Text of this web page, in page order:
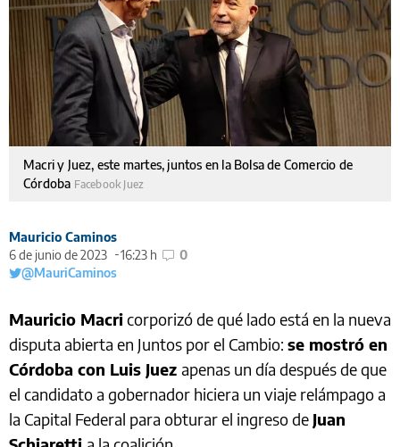
Macri y Juez, este martes, juntos en la Bolsa de Comercio de
Córdoba Facebook Juez
Mauricio Caminos
6 de junio de 2023
16:23 h
0
@MauriCaminos
Mauricio Macricorporizó de qué lado está en la nueva
disputa abierta en Juntos por el Cambio: se mostró en
Córdoba con Luis Juez apenas un día después de que
el candidato a gobernador hiciera un viaje relámpago a
la Capital Federal para obturar el ingreso de Juan